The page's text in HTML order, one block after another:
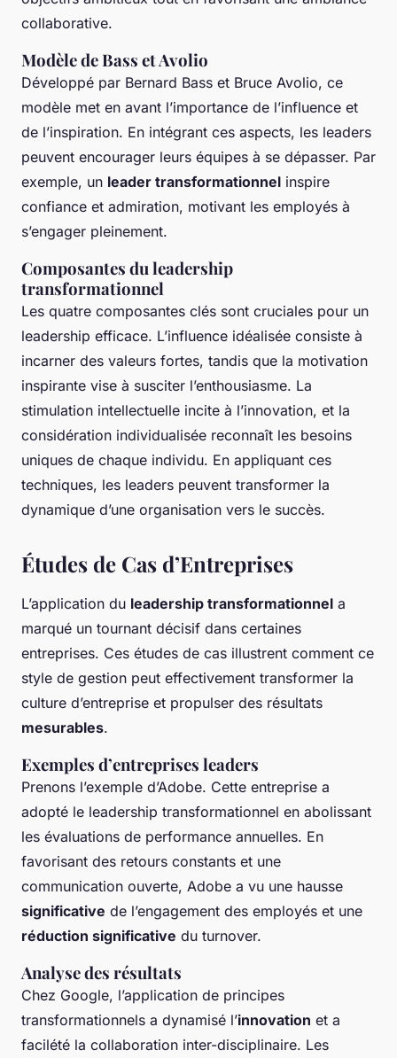
collaborative.
Modèle de Bass et Avolio
Développé par Bernard Bass et Bruce Avolio, ce
modèle met en avant l’importance de l’influence et
de l’inspiration. En intégrant ces aspects, les leaders
peuvent encourager leurs équipes à se dépasser. Par
exemple, un leader transformationnel inspire
confiance et admiration, motivant les employés à
s’engager pleinement.
Composantes du leadership
transformationnel
Les quatre composantes clés sont cruciales pour un
leadership efficace. L’influence idéalisée consiste à
incarner des valeurs fortes, tandis que la motivation
inspirante vise à susciter l’enthousiasme. La
stimulation intellectuelle incite à l’innovation, et la
considération individualisée reconnaît les besoins
uniques de chaque individu. En appliquant ces
techniques, les leaders peuvent transformer la
dynamique d’une organisation vers le succès.
Études de Cas d’Entreprises
L’application du leadership transformationnel a
marqué un tournant décisif dans certaines
entreprises. Ces études de cas illustrent comment ce
style de gestion peut effectivement transformer la
culture d’entreprise et propulser des résultats
mesurables.
Exemples d’entreprises leaders
Prenons l’exemple d’Adobe. Cette entreprise a
adopté le leadership transformationnel en abolissant
les évaluations de performance annuelles. En
favorisant des retours constants et une
communication ouverte, Adobe a vu une hausse
significative de l’engagement des employés et une
réduction significative du turnover.
Analyse des résultats
Chez Google, l’application de principes
transformationnels a dynamisé l’innovation et a
facilété la collaboration inter-disciplinaire. Les